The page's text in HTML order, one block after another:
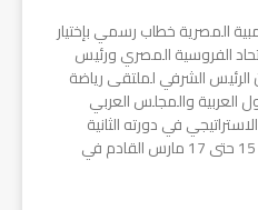
المصرية خطاب رسمي بإختيار
الفروسية المصري ورئيس
الرئيس الشرفي لملتقى رياضة
العربية والمجلس العربي
في دورته الثانية
والذي سيقام خلال الفترة من 15 حتى 17 مارس القادم في